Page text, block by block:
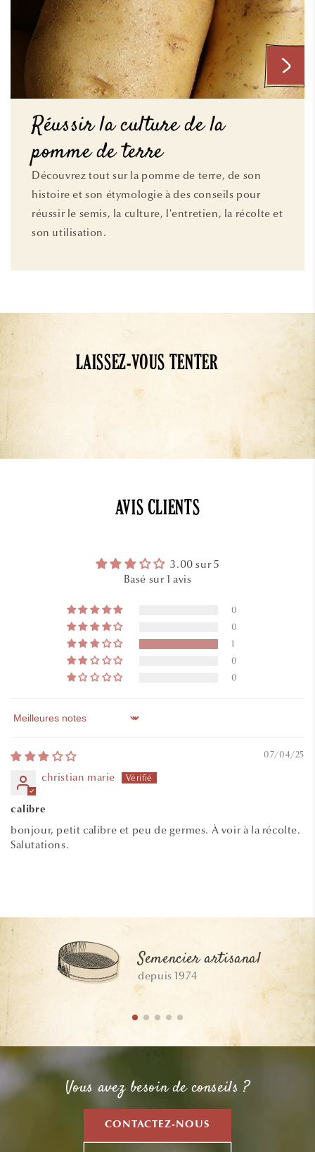
Réussir la culture de la
pomme de terre
Découvrez tout sur la pomme de terre, de son
histoire et son étymologie à des conseils pour
réussir le semis, la culture, l'entretien, la récolte et
son utilisation.
LAISSEZ-VOUS TENTER
AVIS CLIENTS
3.00 sur 5
Basé sur 1 avis
0
0
1
0
0
Sort by
07/04/25
christian marie
calibre
bonjour, petit calibre et peu de germes. À voir à la récolte.
Salutations.
Semencier artisanal
depuis 1974
Vous avez besoin de conseils ?
CONTACTEZ-NOUS